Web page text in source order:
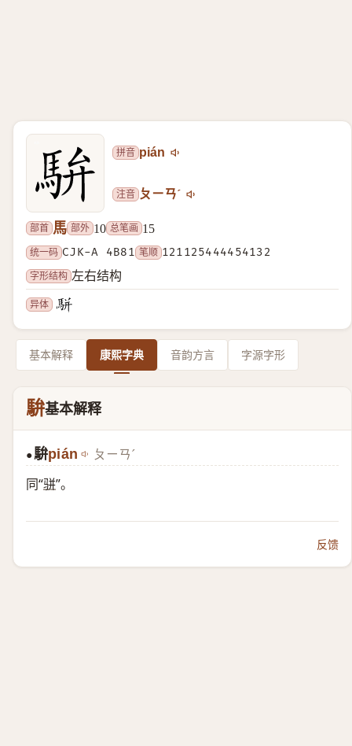
拼音 pián
注音 ㄆㄧㄢˊ
部首 馬 部外 10 总笔画 15
统一码 CJK-A 4B81 笔顺 121125444454132
字形结构 左右结构
异体
基本解释 康熙字典 音韵方言 字源字形
䮁基本解释
●䮁pián ㄆㄧㄢˊ
同“骈”。
反馈